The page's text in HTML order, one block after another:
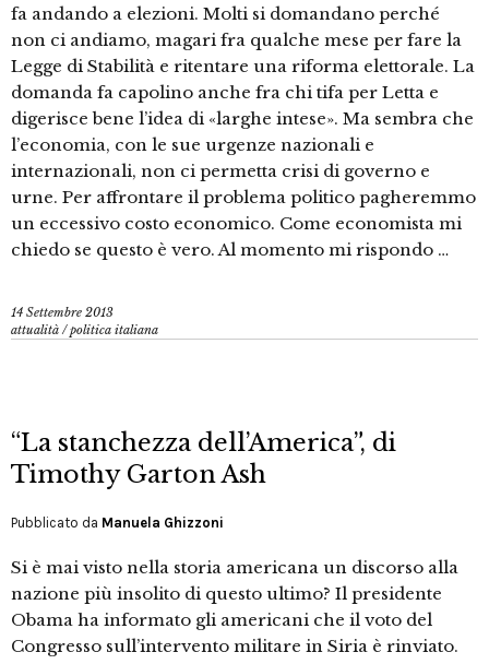
fa andando a elezioni. Molti si domandano perché
non ci andiamo, magari fra qualche mese per fare la
Legge di Stabilità e ritentare una riforma elettorale. La
domanda fa capolino anche fra chi tifa per Letta e
digerisce bene l’idea di «larghe intese». Ma sembra che
l’economia, con le sue urgenze nazionali e
internazionali, non ci permetta crisi di governo e
urne. Per affrontare il problema politico pagheremmo
un eccessivo costo economico. Come economista mi
chiedo se questo è vero. Al momento mi rispondo …
14 Settembre 2013
attualità /politica italiana
“La stanchezza dell’America”, di
Timothy Garton Ash
Pubblicato da Manuela Ghizzoni
Si è mai visto nella storia americana un discorso alla
nazione più insolito di questo ultimo? Il presidente
Obama ha informato gli americani che il voto del
Congresso sull’intervento militare in Siria è rinviato.